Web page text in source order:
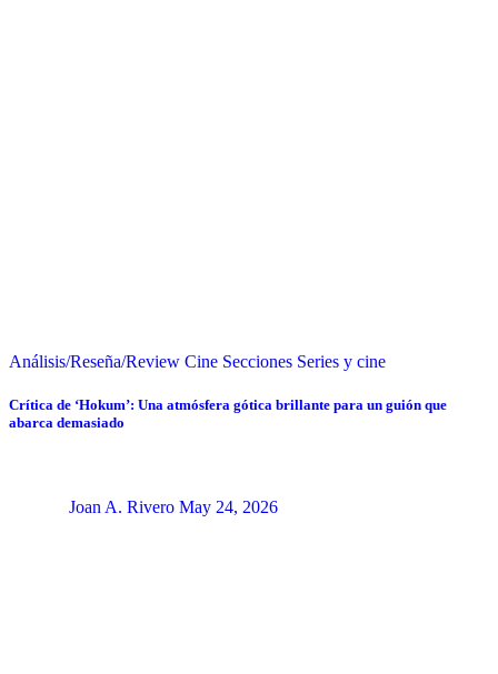
Análisis/Reseña/Review Cine Secciones Series y cine
Crítica de ‘Hokum’: Una atmósfera gótica brillante para un guión que
abarca demasiado
Joan A. Rivero May 24, 2026